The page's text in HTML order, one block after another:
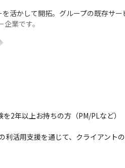
活かして開拓。グループの既存サ
業です。
テンツ作成、教育、採用など、興
ジェクトマネージャー (変更の範囲)
2年以上お持ちの方（PM/PLなど）
利活用支援を通じて、クライアント